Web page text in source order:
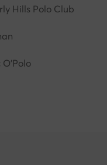
Hills Polo Club
O'Polo